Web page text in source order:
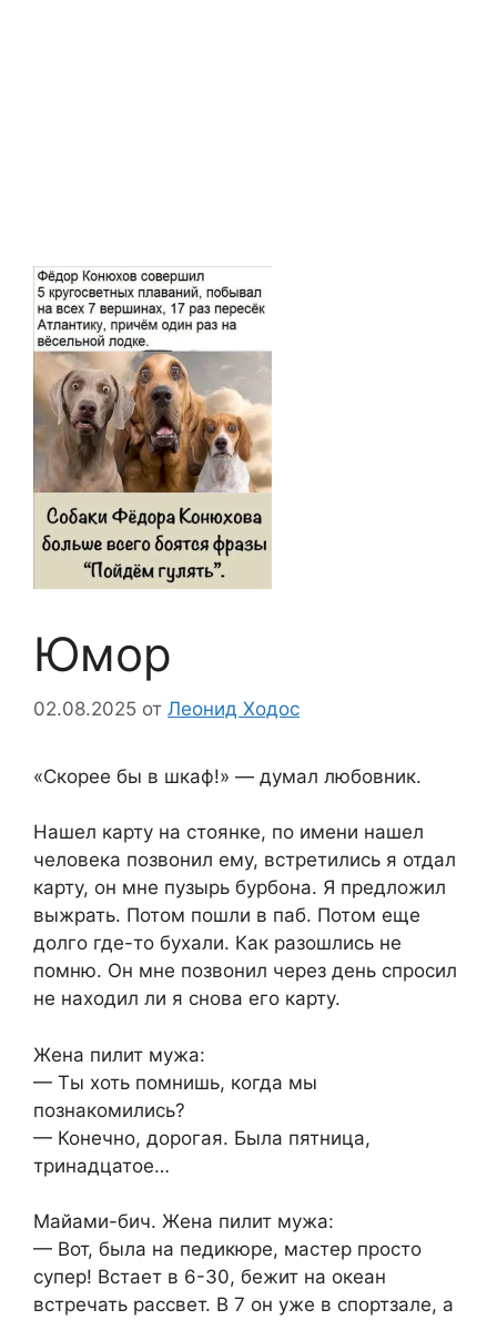
Юмор
02.08.2025 от Леонид Ходос
«Скорее бы в шкаф!» — думал любовник.
Нашел карту на стоянке, по имени нашел
человека позвонил ему, встретились я отдал
карту, он мне пузырь бурбона. Я предложил
выжрать. Потом пошли в паб. Потом еще
долго где-то бухали. Как разошлись не
помню. Он мне позвонил через день спросил
не находил ли я снова его карту.
Жена пилит мужа:
— Ты хоть помнишь, когда мы
познакомились?
— Конечно, дорогая. Была пятница,
тринадцатое…
Майами-бич. Жена пилит мужа:
— Вот, была на педикюре, мастер просто
супер! Встает в 6-30, бежит на океан
встречать рассвет. В 7 он уже в спортзале, а